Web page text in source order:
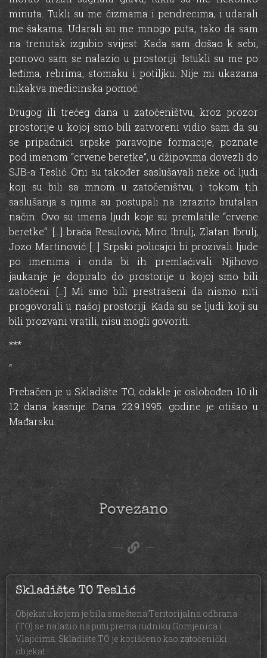
minuta. Tukli su me čizmama i pendrecima, i udarali
me šakama. Udarali su me mnogo puta, tako da sam
na trenutak izgubio svijest. Kada sam došao k sebi,
ponovo sam se nalazio u prostoriji. Istukli su me po
leđima, rebrima, stomaku i potiljku. Nije mi ukazana
nikakva medicinska pomoć.
Drugog ili trećeg dana u zatočeništvu, kroz prozor
prostorije u kojoj smo bili zatvoreni vidio sam da su
se pripadnici srpske paravojne formacije, poznate
pod imenom “crvene beretke“, u džipovima dovezli do
SJB-a Teslić. Oni su također saslušavali neke od ljudi
koji su bili sa mnom u zatočeništvu, i tokom tih
saslušanja s njima su postupali na izrazito brutalan
način. Ovo su imena ljudi koje su premlatile “crvene
beretke“: […] braća Resulović, Miro Ibrulj, Zlatan Ibrulj,
Jozo Martinović […] Srpski policajci bi prozivali ljude
po imenima i onda bi ih premlaćivali. Njihovo
jaukanje je dopiralo do prostorije u kojoj smo bili
zatočeni. […] Mi smo bili prestrašeni da nismo niti
progovorali u našoj prostoriji. Kada su se ljudi koji su
bili prozvani vratili, nisu mogli govoriti.
***
“
Prebačen je u Skladište TO, odakle je oslobođen 10 ili
12 dana kasnije. Dana 22.9.1995. godine je otišao u
Mađarsku.
Povezano
Skladište TO Teslić
Objekat u kojem je bila smeštena Teritorijalna odbrana
(TO) se nalazio na putu prema rudniku Gomjenica i
Vlajićima. Skladište TO je korišćeno kao zatočenički
objekat